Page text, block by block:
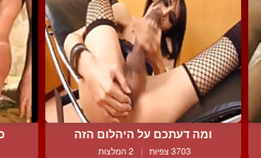
ומה דעתכם על היהלום הזה
3703 צפיות | 2 המלצות